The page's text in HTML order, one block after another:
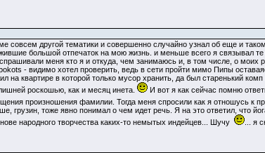
другой тематики и совершенно случайно узнал об еще и таком
большой отпечаток на мою жизнь. и меньше всего я связывал
меня кто я и откуда, чем занимаюсь и, в том числе, о моих
- видимо хотел проверить, ведь в сети пройти мимо Пипы
квартире в которой только мусор хранить, да был старенький
роскошью, как и месяц инета.
И вот я как сейчас помню
произношения фамилии. Тогда меня спросили как я отношусь к
грузин, тоже явно понимал о чем идет речь. Я на это ответил, что
народного творчества каких-то немытых индейцев... Шучу
... я